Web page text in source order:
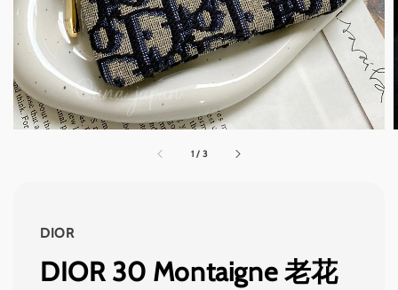
1 / 3
DIOR
DIOR 30 Montaigne 老花